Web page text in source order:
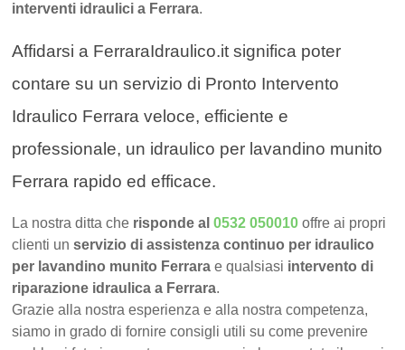
interventi idraulici a Ferrara.
Affidarsi a FerraraIdraulico.it significa poter
contare su un servizio di Pronto Intervento
Idraulico Ferrara veloce, efficiente e
professionale, un idraulico per lavandino munito
Ferrara rapido ed efficace.
La nostra ditta che risponde al0532 050010 offre ai propri
clienti unservizio di assistenza continuo per idraulico
per lavandino munito Ferrara e qualsiasi intervento di
riparazione idraulica a Ferrara.
Grazie alla nostra esperienza e alla nostra competenza,
siamo in grado di fornire consigli utili su come prevenire